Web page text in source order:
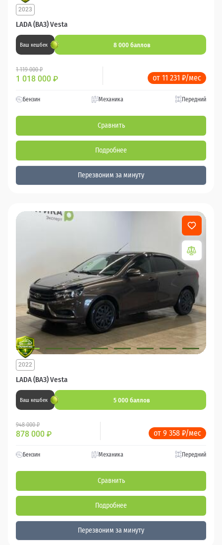
LADA (ВАЗ) Vesta
2023
Ваш кешбек 8 000 баллов
1 119 000 ₽
1 018 000 ₽ от 11 231 ₽/мес
Бензин Механика Передний
Сравнить
Подробнее
Перезвоним за минуту
LADA (ВАЗ) Vesta
2022
Ваш кешбек 5 000 баллов
948 000 ₽
878 000 ₽ от 9 358 ₽/мес
Бензин Механика Передний
Сравнить
Подробнее
Перезвоним за минуту